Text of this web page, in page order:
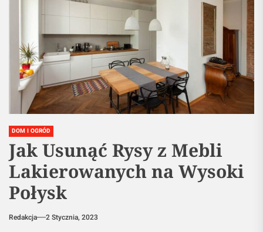
DOM I OGRÓD
Jak Usunąć Rysy z Mebli
Lakierowanych na Wysoki
Połysk
Redakcja 2 Stycznia, 2023